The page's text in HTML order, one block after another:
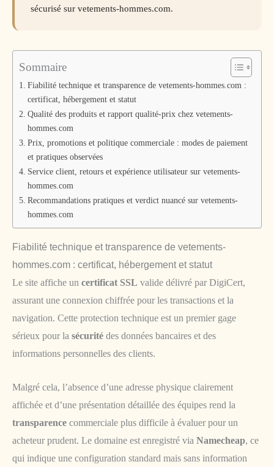
sécurisé sur vetements-hommes.com.
Sommaire
Fiabilité technique et transparence de vetements-hommes.com :
certificat, hébergement et statut
Qualité des produits et rapport qualité-prix chez vetements-
hommes.com
Prix, promotions et politique commerciale : modes de paiement
et pratiques observées
Service client, retours et expérience utilisateur sur vetements-
hommes.com
Recommandations pratiques et verdict nuancé sur vetements-
hommes.com
Fiabilité technique et transparence de vetements-
hommes.com : certificat, hébergement et statut
Le site affiche un certificat SSL valide délivré par DigiCert,
assurant une connexion chiffrée pour les transactions et la
navigation. Cette protection technique est un premier gage
sérieux pour la sécurité des données bancaires et des
informations personnelles des clients.
Malgré cela, l’absence d’une adresse physique clairement
affichée et d’une présentation détaillée des équipes rend la
transparence commerciale plus difficile à évaluer pour un
acheteur prudent. Le domaine est enregistré via Namecheap, ce
qui indique une configuration standard mais sans information